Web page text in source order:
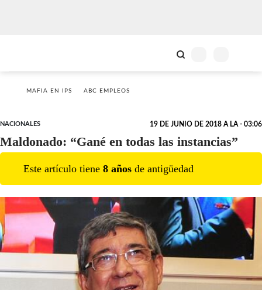
MAFIA EN IPS ABC EMPLEOS
NACIONALES 19 DE JUNIO DE 2018 A LA - 03:06
Maldonado: “Gané en todas las instancias”
Este artículo tiene 8 años de antigüedad